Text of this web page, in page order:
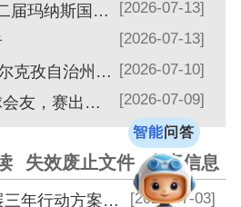
07-09]
人事信息
[2026-07-03]
[2026-05-11]
[2026-04-02]